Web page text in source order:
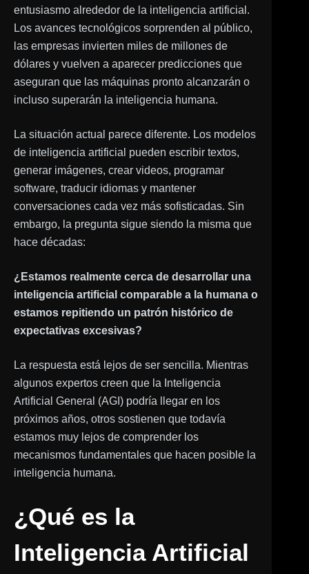
entusiasmo alrededor de la inteligencia artificial.
Los avances tecnológicos sorprenden al público,
las empresas invierten miles de millones de
dólares y vuelven a aparecer predicciones que
aseguran que las máquinas pronto alcanzarán o
incluso superarán la inteligencia humana.
La situación actual parece diferente. Los modelos
de inteligencia artificial pueden escribir textos,
generar imágenes, crear videos, programar
software, traducir idiomas y mantener
conversaciones cada vez más sofisticadas. Sin
embargo, la pregunta sigue siendo la misma que
hace décadas:
¿Estamos realmente cerca de desarrollar una
inteligencia artificial comparable a la humana o
estamos repitiendo un patrón histórico de
expectativas excesivas?
La respuesta está lejos de ser sencilla. Mientras
algunos expertos creen que la Inteligencia
Artificial General (AGI) podría llegar en los
próximos años, otros sostienen que todavía
estamos muy lejos de comprender los
mecanismos fundamentales que hacen posible la
inteligencia humana.
¿Qué es la
Inteligencia Artificial